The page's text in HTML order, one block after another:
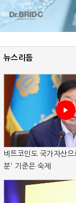
뉴스리듬
비트코인도 국가자산
분' 기준은 숙제